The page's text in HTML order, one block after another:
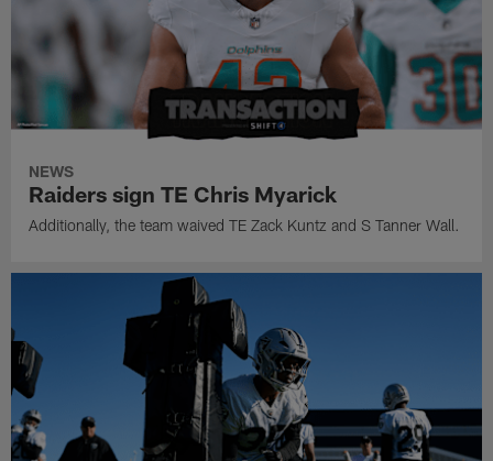
NEWS
Raiders sign TE Chris Myarick
Additionally, the team waived TE Zack Kuntz and S Tanner Wall.